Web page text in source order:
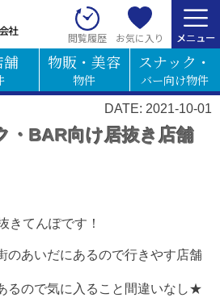
閲覧履歴 お気に入り
舗 物販・美容
物件
スナック・
バー向け物件
DATE: 2021-10-01
・BAR向け居抜き店舗
きてんぽです！
のあいだにあるので行きやす店舗
るので気に入ること間違いなし★